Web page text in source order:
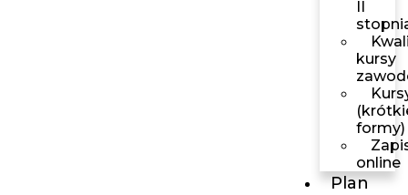
kursy
formy)
online
Plan